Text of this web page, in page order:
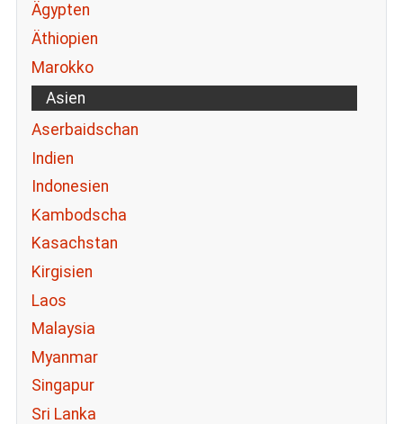
Ägypten
Äthiopien
Marokko
Asien
Aserbaidschan
Indien
Indonesien
Kambodscha
Kasachstan
Kirgisien
Laos
Malaysia
Myanmar
Singapur
Sri Lanka